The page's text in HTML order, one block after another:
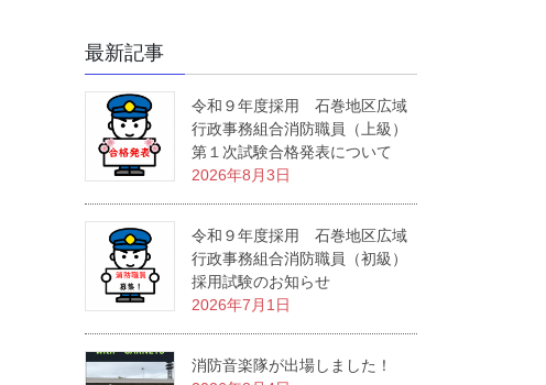
最新記事
令和９年度採用 石巻地区広域
行政事務組合消防職員（上級）
第１次試験合格発表について
2026年8月3日
令和９年度採用 石巻地区広域
行政事務組合消防職員（初級）
採用試験のお知らせ
2026年7月1日
消防音楽隊が出場しました！